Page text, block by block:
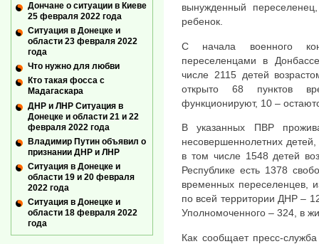
вынужденный
ребенок.
С начала военного
переселенцами в
числе 2115 детей
открыто 68 пунктов
функционируют, 10 –
В указанных ПВР
несовершеннолетних
в том числе 1548 детей
Республике есть 1378
временных переселенцев,
по всей территории ДНР –
Уполномоченного – 324, в
Как сообщает пресс-
Дончане о ситуации в Киеве
25 февраля 2022 года
Ситуация в Донецке и
области 23 февраля 2022
года
Что нужно для любви
Кто такая фосса с
Мадагаскара
ДНР и ЛНР Ситуация в
Донецке и области 21 и 22
февраля 2022 года
Владимир Путин объявил о
признании ДНР и ЛНР
Ситуация в Донецке и
области 19 и 20 февраля
2022 года
Ситуация в Донецке и
области 18 февраля 2022
года